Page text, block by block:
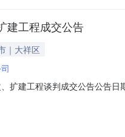
建工程成交公告
｜大祥区
扩建工程谈判成交公告公告
（）公告邀请（）供应商库抽